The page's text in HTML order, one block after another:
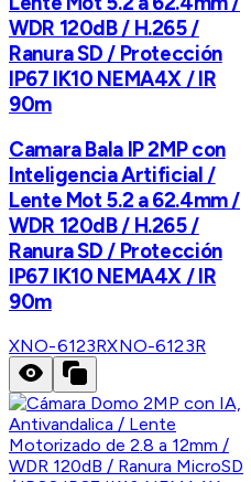
WDR 120dB / H.265 /
Ranura SD / Protección
IP67 IK10 NEMA4X / IR
90m
Camara Bala IP 2MP con
Inteligencia Artificial /
Lente Mot 5.2 a 62.4mm /
WDR 120dB / H.265 /
Ranura SD / Protección
IP67 IK10 NEMA4X / IR
90m
XNO-6123RXNO-6123R